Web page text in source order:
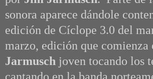
sonora aparece dándole
edición de Cíclope 3.0 del
marzo, edición que comienza
Jarmusch joven tocando los